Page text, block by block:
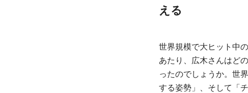
える
世界規模で大ヒット中
あたり、広木さんはど
ったのでしょうか。世
する姿勢」、そして「